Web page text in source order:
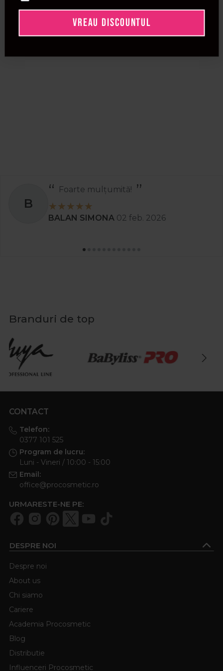
B
Foarte mulțumită!
BALAN SIMONA 02 feb. 2026
Branduri de top
CONTACT
Telefon:
0377 101 525
Program de lucru:
Luni - Vineri / 10:00 - 15:00
Email:
office@procosmetic.ro
URMARESTE-NE PE:
DESPRE NOI
Despre noi
About us
Chi siamo
Cariere
Academia Procosmetic
Blog
Distributie
Influenceri Procosmetic
VREAU DISCOUNTUL